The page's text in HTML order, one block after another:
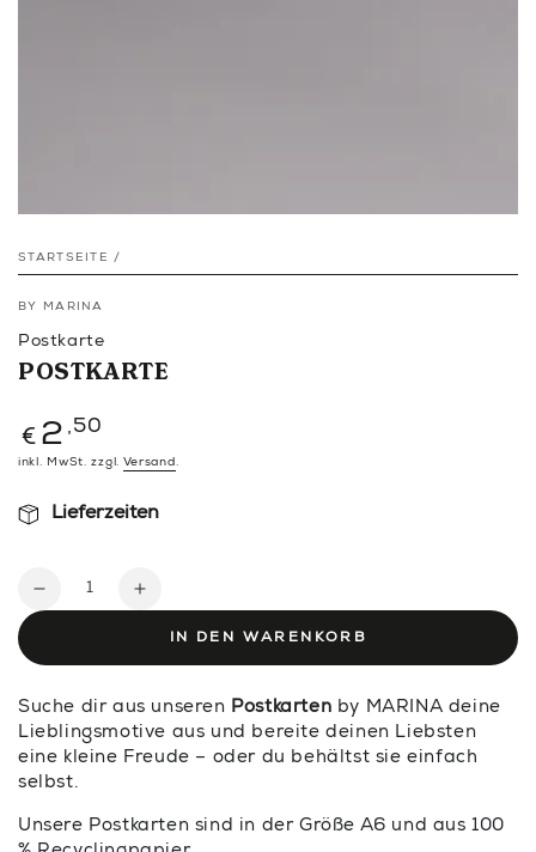
STARTSEITE /
BY MARINA
Postkarte
POSTKARTE
Regulärer
Preis
€ 2 ,50
inkl. MwSt. zzgl. Versand.
Lieferzeiten
Verringere
MERRY
CHRISTMAS
—
POSTKARTE
Erhöhe
MERRY
CHRISTMAS
—
IN DEN WARENKORB
Suche dir aus unseren Postkarten by MARINA deine
Lieblingsmotive aus und bereite deinen Liebsten
eine kleine Freude – oder du behältst sie einfach
selbst.
Unsere Postkarten sind in der Größe A6 und aus 100